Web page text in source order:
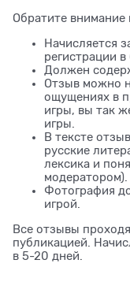
Обратите
Начисляется
регистрации
Должен
Отзыв можно
ощущениях в
игры, вы так
игры.
В тексте
русские
лексика и
модератором).
Фотография
игрой.
Все отзывы
публикацией.
в 5-20 дней.